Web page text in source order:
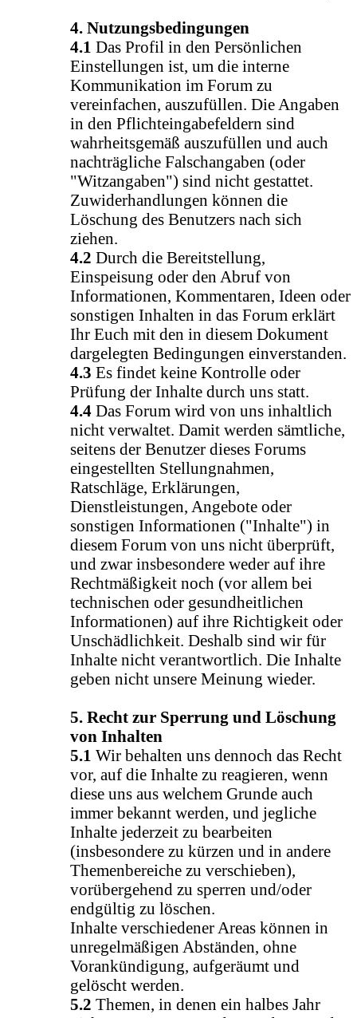
4. Nutzungsbedingungen
4.1 Das Profil in den Persönlichen
Einstellungen ist, um die interne
Kommunikation im Forum zu
vereinfachen, auszufüllen. Die Angaben
in den Pflichteingabefeldern sind
wahrheitsgemäß auszufüllen und auch
nachträgliche Falschangaben (oder
"Witzangaben") sind nicht gestattet.
Zuwiderhandlungen können die
Löschung des Benutzers nach sich
ziehen.
4.2 Durch die Bereitstellung,
Einspeisung oder den Abruf von
Informationen, Kommentaren, Ideen oder
sonstigen Inhalten in das Forum erklärt
Ihr Euch mit den in diesem Dokument
dargelegten Bedingungen einverstanden.
4.3 Es findet keine Kontrolle oder
Prüfung der Inhalte durch uns statt.
4.4 Das Forum wird von uns inhaltlich
nicht verwaltet. Damit werden sämtliche,
seitens der Benutzer dieses Forums
eingestellten Stellungnahmen,
Ratschläge, Erklärungen,
Dienstleistungen, Angebote oder
sonstigen Informationen ("Inhalte") in
diesem Forum von uns nicht überprüft,
und zwar insbesondere weder auf ihre
Rechtmäßigkeit noch (vor allem bei
technischen oder gesundheitlichen
Informationen) auf ihre Richtigkeit oder
Unschädlichkeit. Deshalb sind wir für
Inhalte nicht verantwortlich. Die Inhalte
geben nicht unsere Meinung wieder.
5. Recht zur Sperrung und Löschung
von Inhalten
5.1 Wir behalten uns dennoch das Recht
vor, auf die Inhalte zu reagieren, wenn
diese uns aus welchem Grunde auch
immer bekannt werden, und jegliche
Inhalte jederzeit zu bearbeiten
(insbesondere zu kürzen und in andere
Themenbereiche zu verschieben),
vorübergehend zu sperren und/oder
endgültig zu löschen.
Inhalte verschiedener Areas können in
unregelmäßigen Abständen, ohne
Vorankündigung, aufgeräumt und
gelöscht werden.
5.2 Themen, in denen ein halbes Jahr